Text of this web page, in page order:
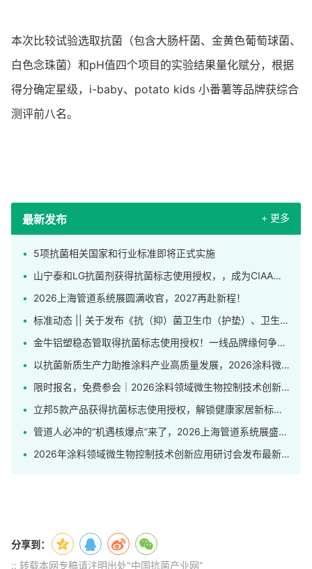
本次比较试验选取抗菌（包含大肠杆菌、金黄色葡萄球菌、
白色念珠菌）和pH值四个项目的实验结果量化赋分，根据
得分确定星级，i-baby、potato kids 小番薯等品牌获综合
测评前八名。
最新发布 + 更多
5项抗菌相关国家和行业标准即将正式实施
山宁泰和LG抗菌剂获得抗菌标志使用授权，，成为CIAA合格抗菌材料供应商
2026上海管道系统展圆满收官，2027再赴新程！
标准动态 || 关于发布《抗（抑）菌卫生巾（护垫）、卫生裤》团体标准的公告
金牛铝塑稳态管取得抗菌标志使用授权！一线品牌缘何争相申领这枚标识？
以抗菌新质生产力助推涂料产业高质量发展，2026涂料微生物控制技术创新应用研讨会在上海举行
限时报名，免费参会｜2026涂料领域微生物控制技术创新应用研讨会发布完整日程！
立邦5款产品获得抗菌标志使用授权，解锁健康家居新标杆！
管道人必冲的“机遇核爆点”来了，2026上海管道系统展盛大开幕！
2026年涂料领域微生物控制技术创新应用研讨会发布最新日程
分享到：
:: 转载本网专稿请注明出处"中国抗菌产业网"